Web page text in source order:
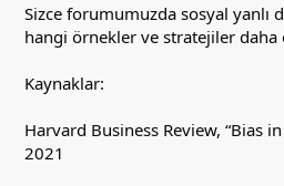
Sizce forumumuzda sosyal yanlı
hangi örnekler ve stratejiler
Kaynaklar:
Harvard Business Review, “Bias
2021